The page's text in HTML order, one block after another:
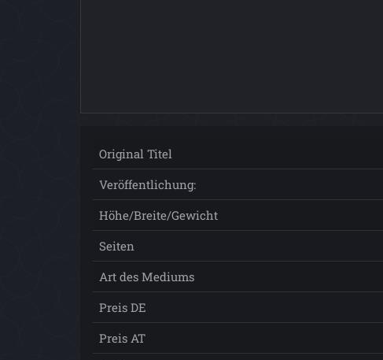
Original Titel
Veröffentlichung:
Höhe/Breite/Gewicht
Seiten
Art des Mediums
Preis DE
Preis AT